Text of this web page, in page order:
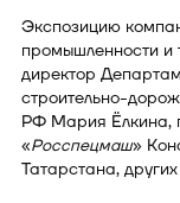
Экспозицию
промышленности и
директор
строительно-
РФ Мария Ёлкина,
«Росспецмаш»
Татарстана,